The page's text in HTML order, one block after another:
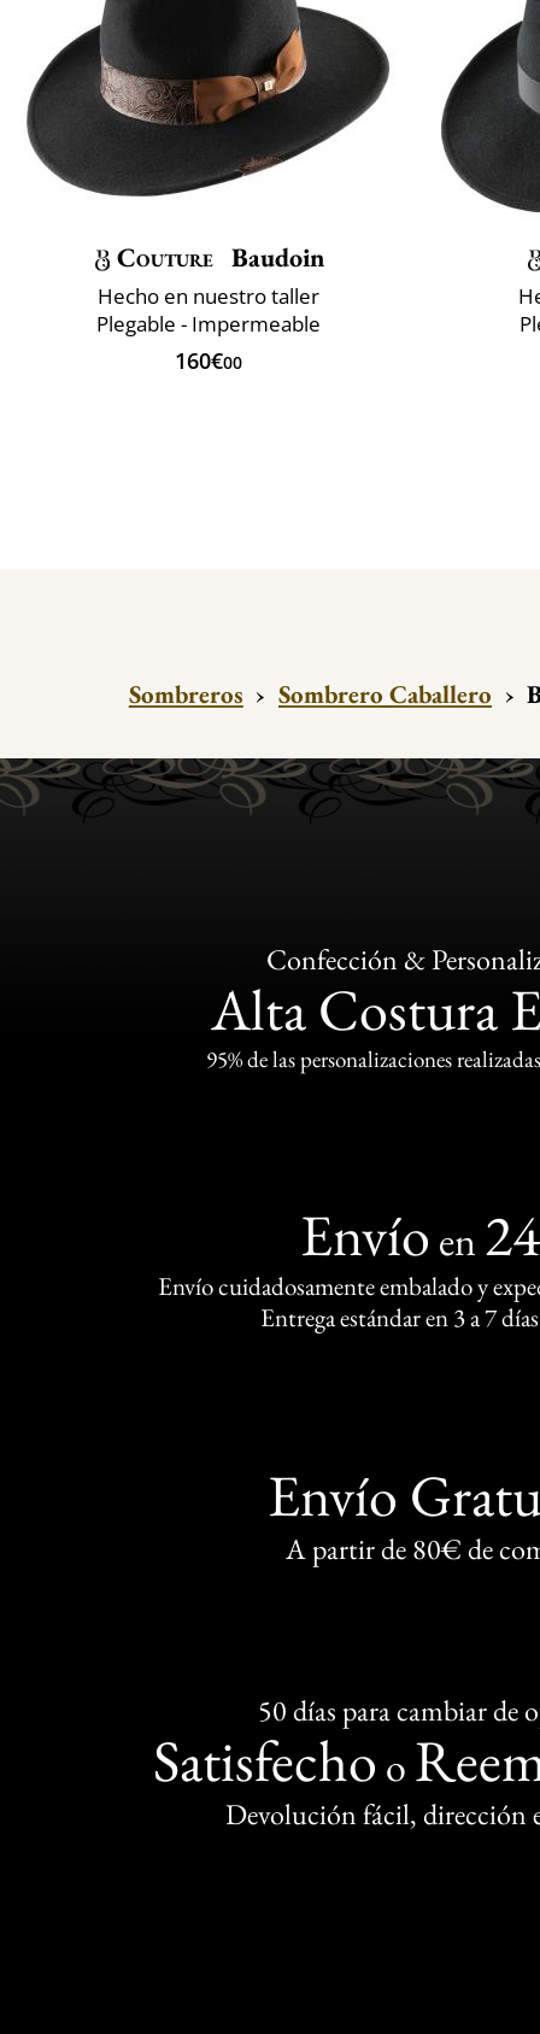
Couture Baudoin
Hecho en nuestro taller
Plegable - Impermeable
160€00
Sombreros › Sombrero Caballero ›
Confección &
Alta Costura
95% de las personalizaciones
Envío en
Envío cuidadosamente embalado y
Entrega estándar en 3 a 7
Envío
A partir de 80€ de
50 días para cambiar de
Satisfecho o
Devolución fácil, dirección